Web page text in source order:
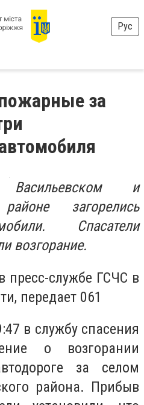
Рус
за
и
загорелись
Спасатели
возгорание.
пресс-службе ГСЧС в
передает 061
в службу спасения
о возгорании
за селом
района. Прибыв